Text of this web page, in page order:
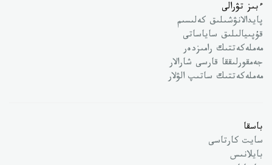
ءبىز تۋرالى
پايدالانۋشىلىق كەلىسىم
قۇپىيالىلىق ساياساتى
مەملەكەتتىك رامىزدەر
جەمقورلىققا قارسى شارالار
مەملەكەتتىك ساتىپ الۋلار
باسقا
سايت كارتاسى
بايلانىس